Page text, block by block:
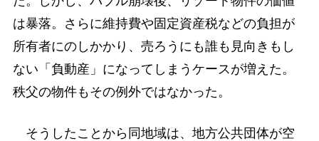
は暴落。さらに維持費や固定資産税などの負担が
所有者にのしかかり、売ろうにも誰も見向きもし
ない「負動産」になってしまうケースが増えた。
秩父の物件もその例外ではなかった。
そうしたことから同地域は、地方公共団体が空